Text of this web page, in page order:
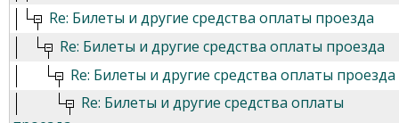
Re: Билеты и другие средства оплаты проезда
Re: Билеты и другие средства оплаты проезда
Re: Билеты и другие средства оплаты проезда
Re: Билеты и другие средства оплаты